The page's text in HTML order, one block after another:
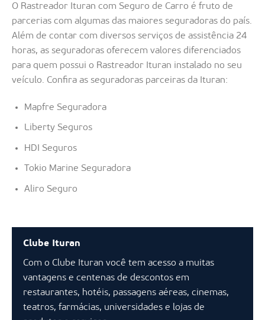
O Rastreador Ituran com Seguro de Carro é fruto de
parcerias com algumas das maiores seguradoras do país.
Além de contar com diversos serviços de assistência 24
horas, as seguradoras oferecem valores diferenciados
para quem possui o Rastreador Ituran instalado no seu
veículo. Confira as seguradoras parceiras da Ituran:
Mapfre Seguradora
Liberty Seguros
HDI Seguros
Tokio Marine Seguradora
Aliro Seguro
Clube Ituran
Com o Clube Ituran você tem acesso a muitas
vantagens e centenas de descontos em
restaurantes, hotéis, passagens aéreas, cinemas,
teatros, farmácias, universidades e lojas de